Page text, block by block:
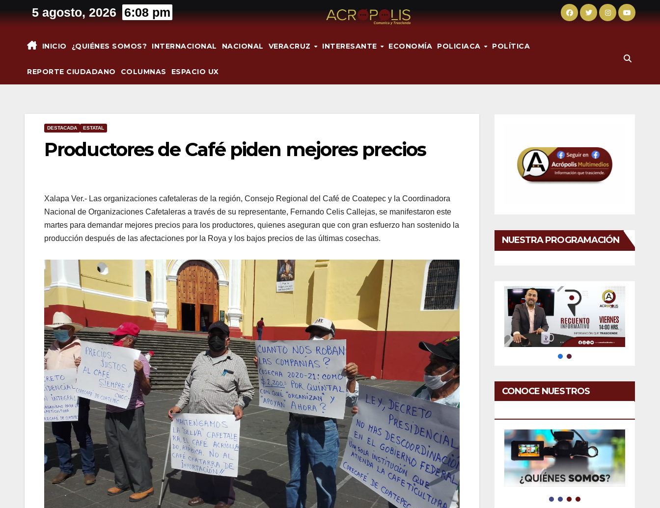
al
5 agosto, 2026 6:08 pm
INICIO ¿QUIÉNES SOMOS? INTERNACIONAL NACIONAL VERACRUZ INTERESANTE ECONOMÍA POLICIACA POLÍTICA
REPORTE CIUDADANO COLUMNAS ESPACIO UX
DESTACADA ESTATAL
Productores de Café piden mejores precios
Xalapa Ver.- Las organizaciones cafetaleras de la región, Consejo Regional del Café de Coatepec y la Coordinadora
Nacional de Organizaciones Cafetaleras a través de su representante, Fernando Celis Callejas, se manifestaron este
martes para demandar mejores precios para los productores, quienes aseguran que con gran esfuerzo han sostenido la
producción después de las afectaciones por la Roya y los bajos precios de las últimas cosechas.
NUESTRA PROGRAMACIÓN
CONOCE NUESTROS